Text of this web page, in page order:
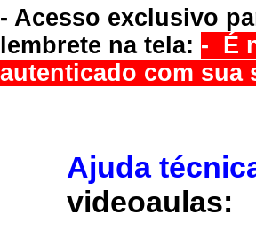
- Acesso exclusivo
lembrete na tela: - É
autenticado com sua
Ajuda
videoaulas: